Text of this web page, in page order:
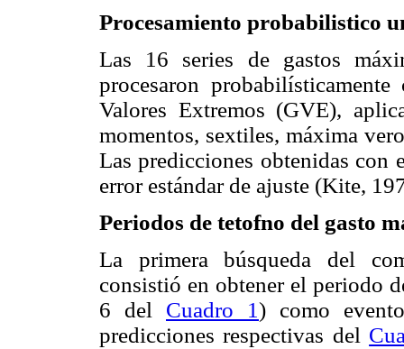
Procesamiento probabilistico
Las 16 series de gastos
procesaron
Valores Extremos (GVE),
momentos, sextiles, máxima
Las predicciones obtenidas con
error estándar de ajuste (Kite,
Periodos de tetofno del gasto
La primera búsqueda del
consistió en obtener el periodo
6 del Cuadro 1) como
predicciones respectivas del